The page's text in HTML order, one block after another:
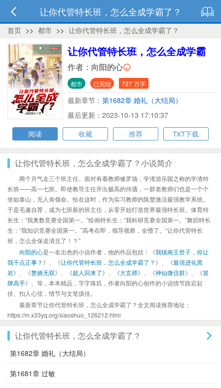
让你代管特长班，怎么全成学霸了？
首页 >> 都市 >> 让你代管特长班，怎么全成学霸了？
让你代管特长班，怎么全成学霸
了？
作者： 向阳的心
都市 已完结 727 万字
最新章节： 第1682章 婚礼（大结局）
最后更新：2023-10-13 17:10:37
阅读
收藏 推荐 TXT下载
让你代管特长班，怎么全成学霸了？小说简介
两个月气走三个班主任。面对有着教师修罗场，学渣游乐园之称的学渣特
长班——高一七班。即使教导主任开出极高的待遇，一群老教师们也是一个个
坐如泰山，无人肯领命。恰在这时，作为实习教师的陈楚激活最强教学系统。
于是毛遂自荐，成为七班新的班主任，从零开始打造世界最强特长班。体育特
长生：“我奥数竞赛全国第一。”绘画特长生：“我科研竞赛全国第一。”舞蹈特长
生：“我知识竞赛全国第一。”高考在即，领导视察，全懵了。“让你代管特长
班，怎么全保送清北了！？”
向阳的心是一名出色的小说作者，他的作品包括：《我镇南王世子，你让
我干点正事？ 》、《让你代管特长班，怎么全成学霸了？ 》、《最强进化黑
岩》、《赘婿无双》、《超人回来了》、《大玄师》、《神仙微信群》、《冒
牌高手》、等，本本精品，字字珠玑，作者向阳的心创作的小说情节跌宕起
伏、扣人心弦，情节与文笔俱佳。
最新章节让你代管特长班，怎么全成学霸了？全文阅读推荐地址：
https://m.x33yq.org/xiaoshuo_126212.html
让你代管特长班，怎么全成学霸了？
第1682章 婚礼（大结局）
第1681章 过敏